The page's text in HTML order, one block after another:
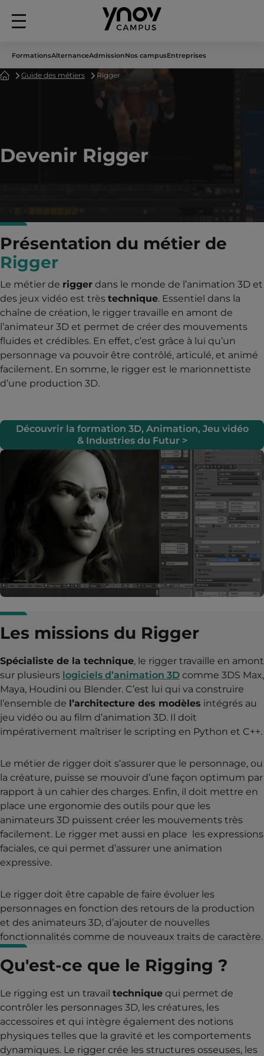
Menu
FormationsAlternanceAdmissionNos campusEntreprises
AccueilGuide des métiers Rigger
Devenir Rigger
Présentation du métier de
Rigger
Le métier de rigger dans le monde de l’animation 3D et
des jeux vidéo est très technique. Essentiel dans la
chaîne de création, le rigger travaille en amont de
l’animateur 3D et permet de créer des mouvements
fluides et crédibles. En effet, c’est grâce à lui qu’un
personnage va pouvoir être contrôlé, articulé, et animé
facilement. En somme, le rigger est le marionnettiste
d’une production 3D.
Découvrir la formation 3D, Animation, Jeu vidéo
& Industries du Futur >
Les missions du Rigger
Spécialiste de la technique, le rigger travaille en amont
sur plusieurs logiciels d’animation 3D comme 3DS Max,
Maya, Houdini ou Blender. C’est lui qui va construire
l’ensemble de l’architecture des modèles intégrés au
jeu vidéo ou au film d’animation 3D. Il doit
impérativement maîtriser le scripting en Python et C++.
Le métier de rigger doit s’assurer que le personnage, ou
la créature, puisse se mouvoir d’une façon optimum par
rapport à un cahier des charges. Enfin, il doit mettre en
place une ergonomie des outils pour que les
animateurs 3D puissent créer les mouvements très
facilement. Le rigger met aussi en place les expressions
faciales, ce qui permet d’assurer une animation
expressive.
Le rigger doit être capable de faire évoluer les
personnages en fonction des retours de la production
et des animateurs 3D, d’ajouter de nouvelles
fonctionnalités comme de nouveaux traits de caractère.
Qu'est-ce que le Rigging ?
Le rigging est un travail technique qui permet de
contrôler les personnages 3D, les créatures, les
accessoires et qui intègre également des notions
physiques telles que la gravité et les comportements
dynamiques. Le rigger crée les structures osseuses, les